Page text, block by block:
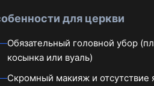
для церкви
Обязательный головной убор
косынка или вуаль)
Скромный макияж и отсутствие